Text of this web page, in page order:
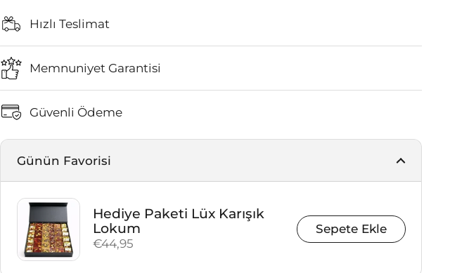
Hızlı Teslimat
Memnuniyet Garantisi
Güvenli Ödeme
Günün Favorisi
Hediye Paketi Lüx Karışık
Lokum
Fiyat:
€44,95
Sepete Ekle